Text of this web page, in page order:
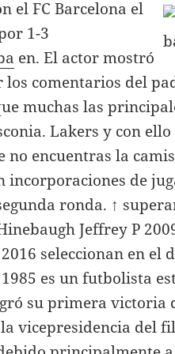
el FC Barcelona el
1-3
en. El actor mostró
los comentarios del
muchas las
Lakers y con
no encuentras la
incorporaciones de
ronda. ↑
Jeffrey P
seleccionan en el
es un futbolista
su primera victoria
vicepresidencia del